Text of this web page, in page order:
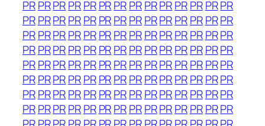
PRPRPRPRPR PRPRPRPRPRPRPR PRPR
PRPRPRPRPR PRPRPRPRPRPRPR PRPR
PRPRPRPRPR PRPRPRPRPRPRPR PRPR
PRPRPRPRPR PRPRPRPRPRPRPR PRPR
PRPRPRPRPR PRPRPRPRPRPRPR PRPR
PRPRPRPRPR PRPRPRPRPRPRPR PRPR
PRPRPRPRPR PRPRPRPRPRPRPR PRPR
PRPRPRPRPR PRPRPRPRPRPRPR PRPR